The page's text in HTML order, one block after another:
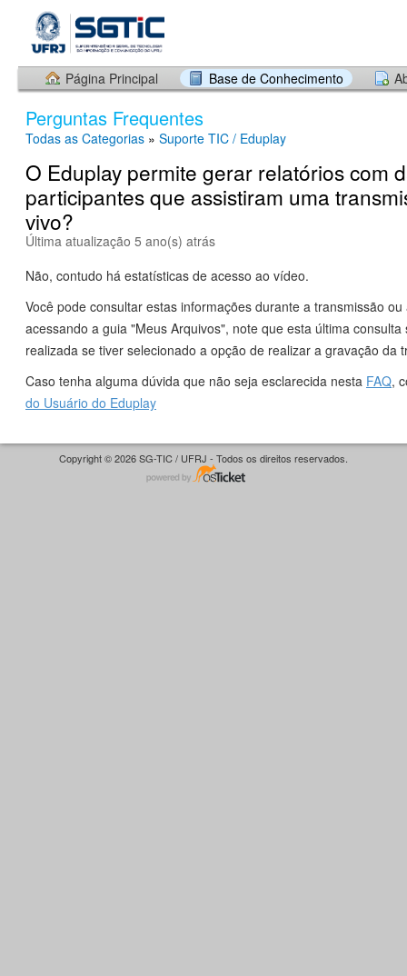
Página Principal Base de Conhecimento
Perguntas Frequentes
Todas as Categorias » Suporte TIC / Eduplay
O Eduplay permite gerar relatórios com
participantes que assistiram uma
vivo?
Última atualização 5 ano(s) atrás
Não, contudo há estatísticas de acesso ao vídeo.
Você pode consultar estas informações durante a transmissão
acessando a guia "Meus Arquivos", note que esta última consulta
realizada se tiver selecionado a opção de realizar a gravação da
Caso tenha alguma dúvida que não seja esclarecida nesta FAQ,
do Usuário do Eduplay
Copyright © 2026 SG-TIC / UFRJ - Todos os direitos reservados.